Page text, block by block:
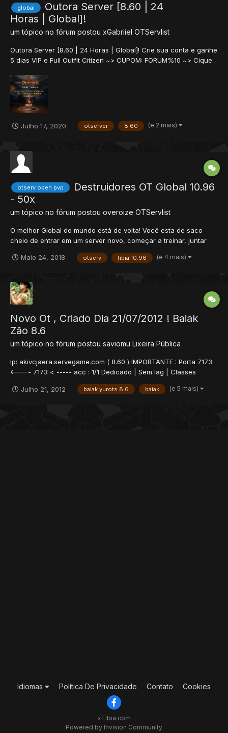
global
Outora Server [8.60 | 24
Horas | Global]!
um tópico no fórum postou xGabriiel OTServlist
Outora Server [8.60 | 24 Horas | Global]! Crie sua conta e ganhe
5 dias VIP e Full Outfit Citizen ~> CUPOM: FORUM%10 ~> Cique
subtopic=create_account Servidor Global na versão 8.60 | 24
Horas Rate:...
Julho 17, 2020 otserver 8.60 (e 2 mais)
otserv open pvp
Destruidores OT Global 10.96
- 50x
um tópico no fórum postou overoize OTServlist
O melhor Global do mundo está de volta! Você esta de saco
cheio de entrar em um server novo, começar a treinar, juntar
é 100% dedicado e online 24horas. Sem perigo de resets!
Maio 24, 2018 otserv tibia 10.96 (e 4 mais)
Novo Ot , Criado Dia 21/07/2012 ! Baiak
Zão 8.6
um tópico no fórum postou saviomu Lixeira Pública
Ip: akivcjaera.servegame.com ( 8.60 ) IMPORTANTE : Porta 7173
<---- 7173 < ----- acc : 1/1 Dedicado | Sem lag | Classes
pro seus inimigos : Aki.... Vc ja era !!! kkkkk ehnois
Julho 21, 2012 baiak yurots 8.6 baiak (e 5 mais)
Idiomas Política De Privacidade Contato Cookies
xTibia.com
Powered by Invision Community